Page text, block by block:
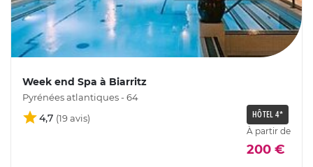
Week end Spa à Biarritz
Pyrénées atlantiques - 64
4,7 HÔTEL 4*
À partir de
200 €